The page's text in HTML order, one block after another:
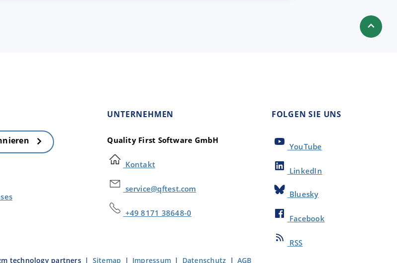
UNTERNEHMEN
Quality First Software GmbH
Kontakt
service@qftest.com
+49 8171 38648-0
FOLGEN SIE UNS
YouTube
LinkedIn
Bluesky
Facebook
RSS
technology partners| Sitemap | Impressum | Datenschutz |AGB